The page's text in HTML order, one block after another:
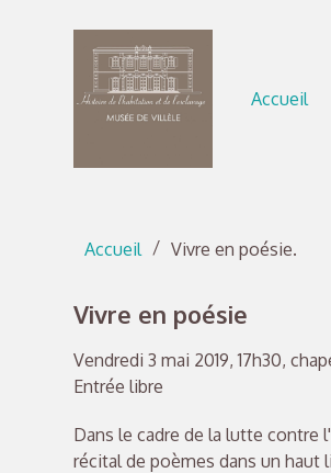
Accèder directement au contenu
Accèder directement au contenu
Accueil
Accueil Vivre en poésie.
Vivre en poésie
Vendredi 3 mai 2019, 17h30,
Entrée libre
Dans le cadre de la lutte contre
récital de poèmes dans un haut